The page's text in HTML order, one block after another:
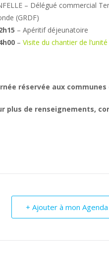
– Délégué commercial
(GRDF)
– Apéritif déjeunatoire
– Visite du chantier de
réservée aux
plus de renseignements,
+ Ajouter à mon